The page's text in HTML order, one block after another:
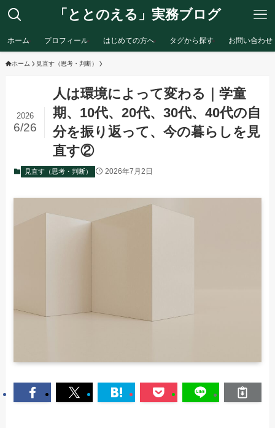
「ととのえる」実務ブログ
ホーム プロフィール はじめての方へ タグから探す お問い合わせ
ホーム 見直す（思考・判断）
人は環境によって変わる｜学童
期、10代、20代、30代、40代の自
分を振り返って、今の暮らしを見
直す②
2026
6/26
見直す（思考・判断） 2026年7月2日